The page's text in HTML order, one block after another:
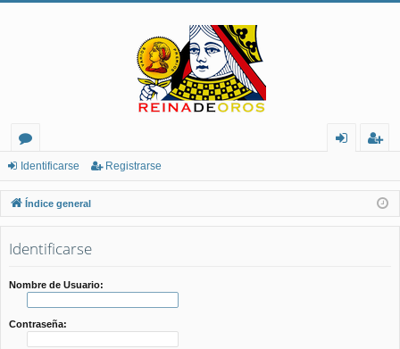
or
os
nt
ifi
ist
ra
Identificarse Registrarse
Índice general
Identificarse
Nombre de Usuario:
Contraseña: